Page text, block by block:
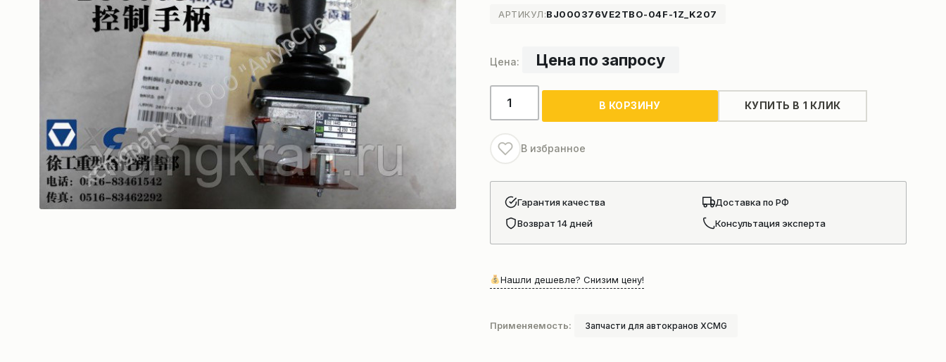
АРТИКУЛ:BJ000376VE2TBO-04F-1Z_K207
Цена по запросу
Количество
товара
управления
сборе
автокрана
В КОРЗИНУ КУПИТЬ В 1 КЛИК
В избранное
Гарантия качества
Доставка по РФ
Возврат 14 дней
Консультация эксперта
Нашли дешевле? Снизим цену!
Применяемость: Запчасти для автокранов XCMG